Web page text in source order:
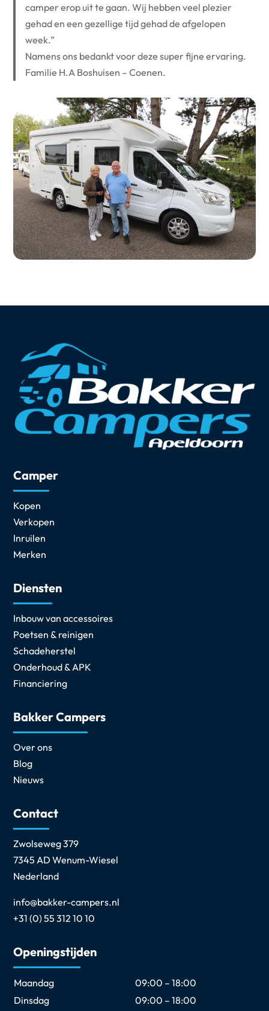
camper erop uit te gaan. Wij hebben veel plezier
gehad en een gezellige tijd gehad de afgelopen
week.”
Namens ons bedankt voor deze super fijne ervaring.
Familie H.A Boshuisen – Coenen.
Camper
Kopen
Verkopen
Inruilen
Merken
Diensten
Inbouw van accessoires
Poetsen & reinigen
Schadeherstel
Onderhoud & APK
Financiering
Bakker Campers
Over ons
Blog
Nieuws
Contact
Zwolseweg 379
7345 AD Wenum-Wiesel
Nederland
info@bakker-campers.nl
+31 (0) 55 312 10 10
Openingstijden
Maandag
09:00 – 18:00
Dinsdag
09:00 – 18:00